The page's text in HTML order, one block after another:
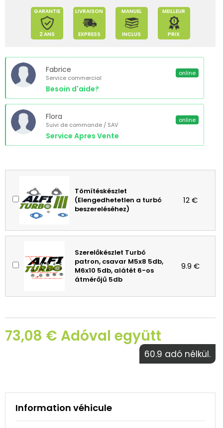
GARANTIE
2 ANS
LIVRAISON
EXPRESS
MANUEL
INCLUS
MEILLEUR
PRIX
Fabrice
Service commercial
Besoin d'aide?
online
Flora
Suivi de commande / SAV
Service Apres Vente
online
Tömítéskészlet
(Elengedhetetlen a turbó
beszereléséhez)
12 €
Szerelőkészlet Turbó
patron, csavar M5x8 5db,
M6x10 5db, alátét 6-os
átmérőjű 5db
9.9 €
73,08 € Adóval együtt
60.9 adó nélkül.
Information véhicule